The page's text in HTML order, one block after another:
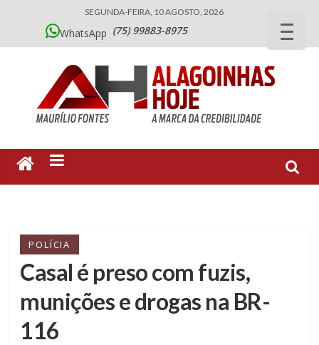
SEGUNDA-FEIRA, 10 AGOSTO, 2026
WhatsApp (75) 99883-8975
POLÍCIA
Casal é preso com fuzis,
munições e drogas na BR-
116